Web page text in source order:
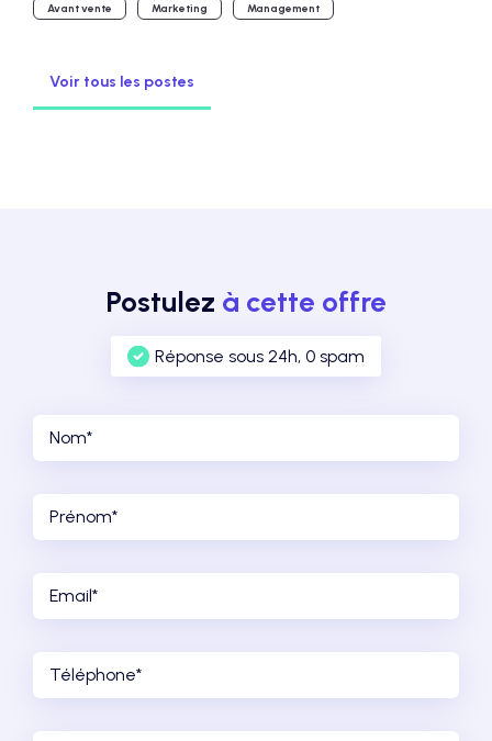
Avant vente Marketing Management
Voir tous les postes
Postulez à cette offre
Réponse sous 24h, 0 spam